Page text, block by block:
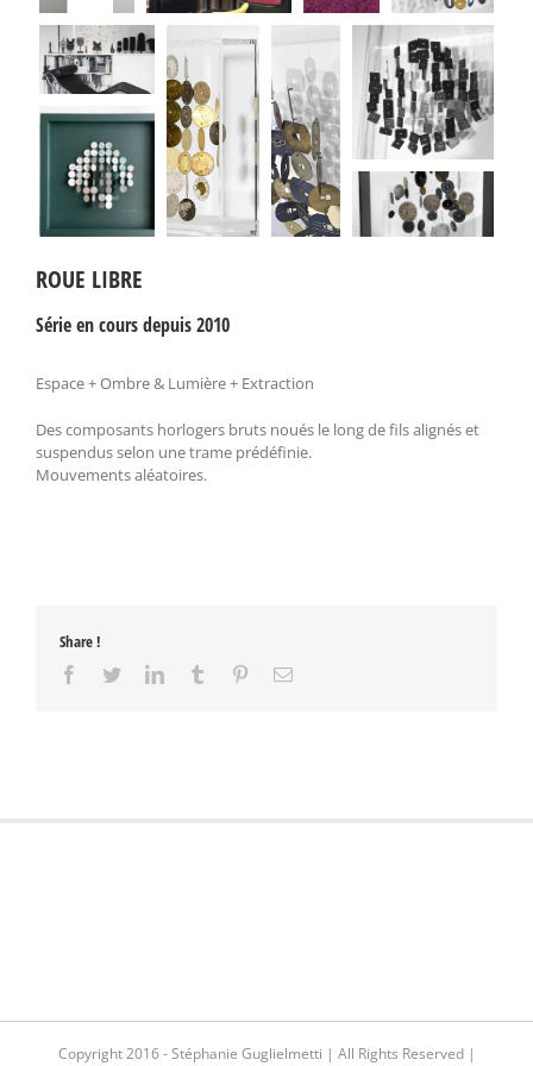
ROUE LIBRE
Série en cours depuis 2010
Espace + Ombre & Lumière + Extraction
Des composants horlogers bruts noués le long de fils alignés et
suspendus selon une trame prédéfinie.
Mouvements aléatoires.
Share !
Facebook
TwitterLinkedInTumblr PinterestEmail
Copyright 2016 - Stéphanie Guglielmetti | All Rights Reserved |